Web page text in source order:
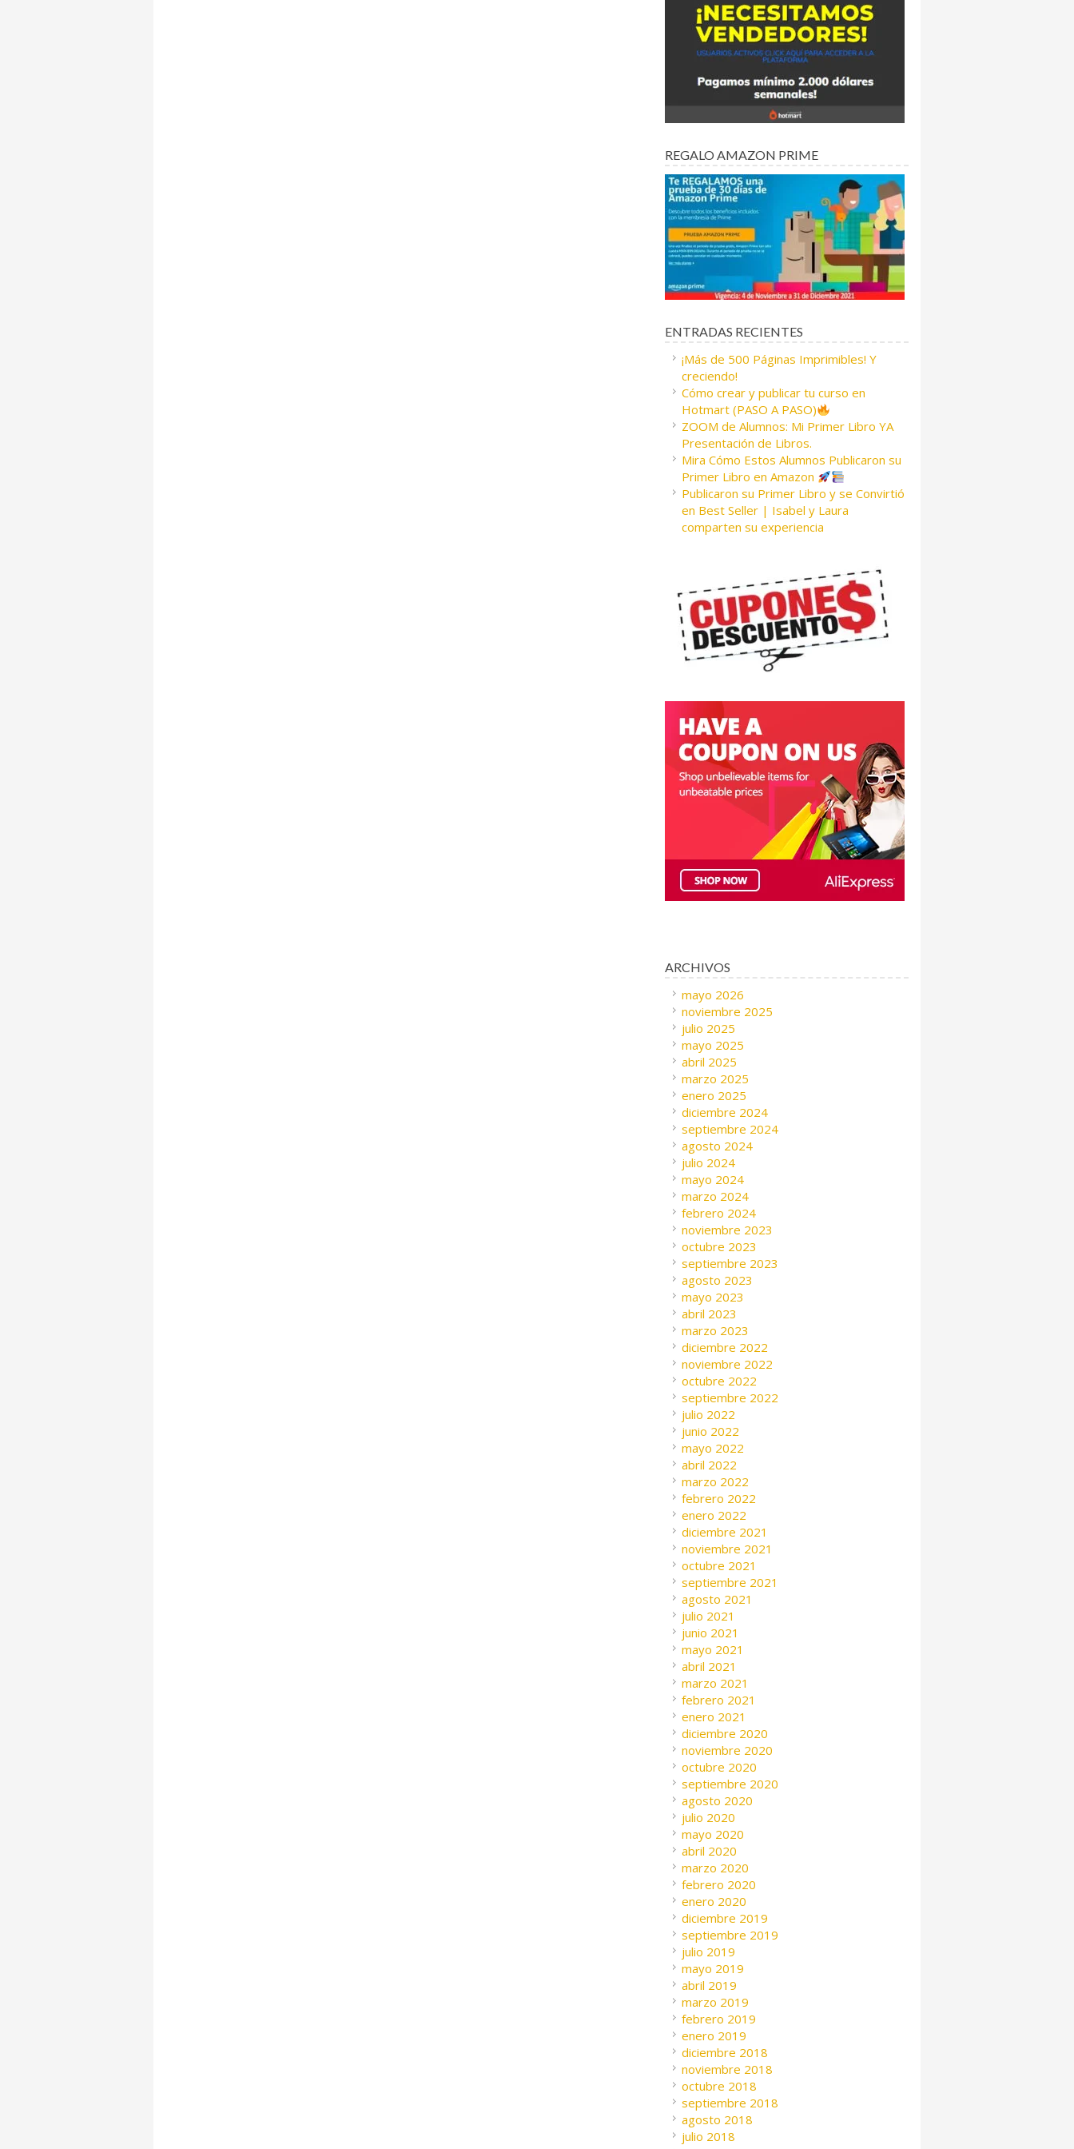
REGALO AMAZON PRIME
ENTRADAS RECIENTES
¡Más de 500 Páginas Imprimibles! Y
creciendo!
Cómo crear y publicar tu curso en
Hotmart (PASO A PASO)
ZOOM de Alumnos: Mi Primer Libro YA
Presentación de Libros.
Mira Cómo Estos Alumnos Publicaron su
Primer Libro en Amazon
Publicaron su Primer Libro y se Convirtió
en Best Seller | Isabel y Laura
comparten su experiencia
ARCHIVOS
mayo 2026
noviembre 2025
julio 2025
mayo 2025
abril 2025
marzo 2025
enero 2025
diciembre 2024
septiembre 2024
agosto 2024
julio 2024
mayo 2024
marzo 2024
febrero 2024
noviembre 2023
octubre 2023
septiembre 2023
agosto 2023
mayo 2023
abril 2023
marzo 2023
diciembre 2022
noviembre 2022
octubre 2022
septiembre 2022
julio 2022
junio 2022
mayo 2022
abril 2022
marzo 2022
febrero 2022
enero 2022
diciembre 2021
noviembre 2021
octubre 2021
septiembre 2021
agosto 2021
julio 2021
junio 2021
mayo 2021
abril 2021
marzo 2021
febrero 2021
enero 2021
diciembre 2020
noviembre 2020
octubre 2020
septiembre 2020
agosto 2020
julio 2020
mayo 2020
abril 2020
marzo 2020
febrero 2020
enero 2020
diciembre 2019
septiembre 2019
julio 2019
mayo 2019
abril 2019
marzo 2019
febrero 2019
enero 2019
diciembre 2018
noviembre 2018
octubre 2018
septiembre 2018
agosto 2018
julio 2018